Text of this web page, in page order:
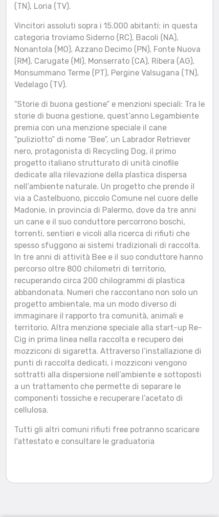
(TN), Loria (TV).
Vincitori assoluti sopra i 15.000 abitanti: in questa
categoria troviamo Siderno (RC), Bacoli (NA),
Nonantola (MO), Azzano Decimo (PN), Fonte Nuova
(RM), Carugate (MI), Monserrato (CA), Ribera (AG),
Monsummano Terme (PT), Pergine Valsugana (TN),
Vedelago (TV).
“Storie di buona gestione” e menzioni speciali: Tra le
storie di buona gestione, quest’anno Legambiente
premia con una menzione speciale il cane
“puliziotto” di nome “Bee”, un Labrador Retriever
nero, protagonista di Recycling Dog, il primo
progetto italiano strutturato di unità cinofile
dedicate alla rilevazione della plastica dispersa
nell’ambiente naturale. Un progetto che prende il
via a Castelbuono, piccolo Comune nel cuore delle
Madonie, in provincia di Palermo, dove da tre anni
un cane e il suo conduttore percorrono boschi,
torrenti, sentieri e vicoli alla ricerca di rifiuti che
spesso sfuggono ai sistemi tradizionali di raccolta.
In tre anni di attività Bee e il suo conduttore hanno
percorso oltre 800 chilometri di territorio,
recuperando circa 200 chilogrammi di plastica
abbandonata. Numeri che raccontano non solo un
progetto ambientale, ma un modo diverso di
immaginare il rapporto tra comunità, animali e
territorio. Altra menzione speciale alla start-up Re-
Cig in prima linea nella raccolta e recupero dei
mozziconi di sigaretta. Attraverso l’installazione di
punti di raccolta dedicati, i mozziconi vengono
sottratti alla dispersione nell’ambiente e sottoposti
a un trattamento che permette di separare le
componenti tossiche e recuperare l’acetato di
cellulosa.
Tutti gli altri comuni rifiuti free potranno scaricare
l'attestato e consultare le graduatoria